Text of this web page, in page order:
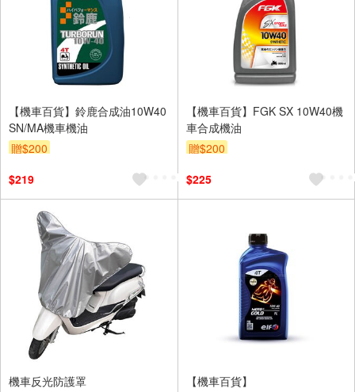
【機車百貨】鈴鹿合成油10W40
SN/MA機車機油
贈$200
$219
【機車百貨】FGK SX 10W40機
車合成機油
贈$200
$225
機車反光防護罩
【機車百貨】